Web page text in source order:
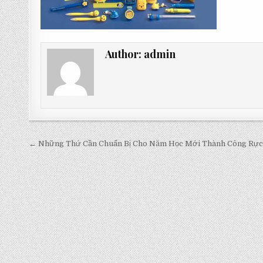
Author: admin
Post
navigation
← Những Thứ Cần Chuẩn Bị Cho Năm Học Mới Thành Công